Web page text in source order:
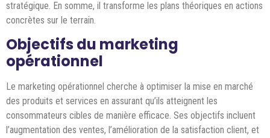
stratégique. En somme, il transforme les plans théoriques en actions
concrètes sur le terrain.
Objectifs du marketing
opérationnel
Le marketing opérationnel cherche à optimiser la mise en marché
des produits et services en assurant qu’ils atteignent les
consommateurs cibles de manière efficace. Ses objectifs incluent
l’augmentation des ventes, l’amélioration de la satisfaction client, et